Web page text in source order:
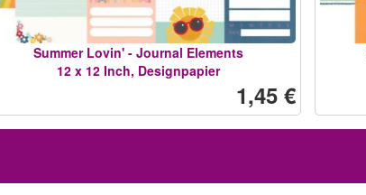
Summer Lovin' - Journal Elements
12 x 12 Inch, Designpapier
1,45 €